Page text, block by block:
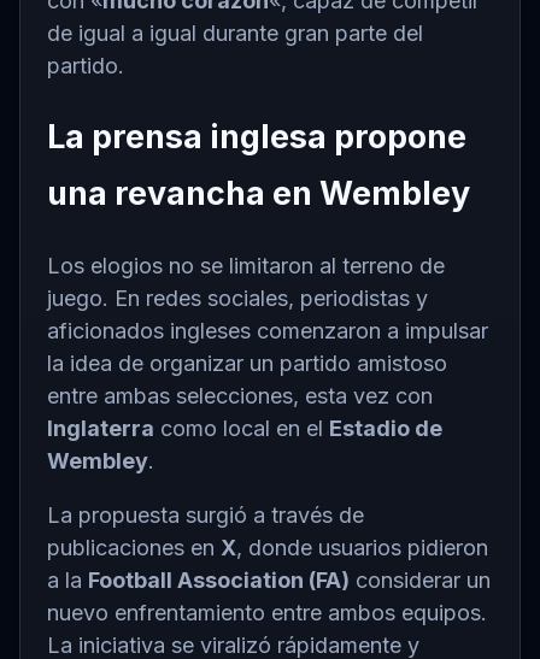
de igual a igual durante gran parte del
partido.
La prensa inglesa propone
una revancha en Wembley
Los elogios no se limitaron al terreno de
juego. En redes sociales, periodistas y
aficionados ingleses comenzaron a impulsar
la idea de organizar un partido amistoso
entre ambas selecciones, esta vez con
Inglaterra como local en el Estadio de
Wembley.
La propuesta surgió a través de
publicaciones en X, donde usuarios pidieron
a la Football Association (FA) considerar un
nuevo enfrentamiento entre ambos equipos.
La iniciativa se viralizó rápidamente y